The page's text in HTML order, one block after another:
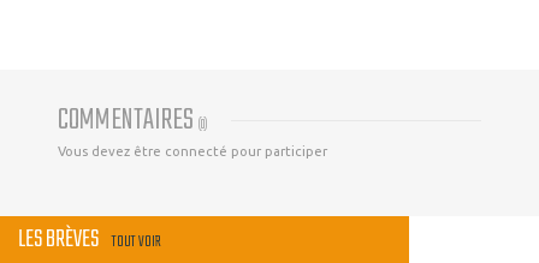
COMMENTAIRES (0)
Vous devez être connecté pour participer
LES BRÈVES TOUT VOIR